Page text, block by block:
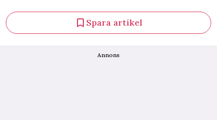
Spara artikel
Annons